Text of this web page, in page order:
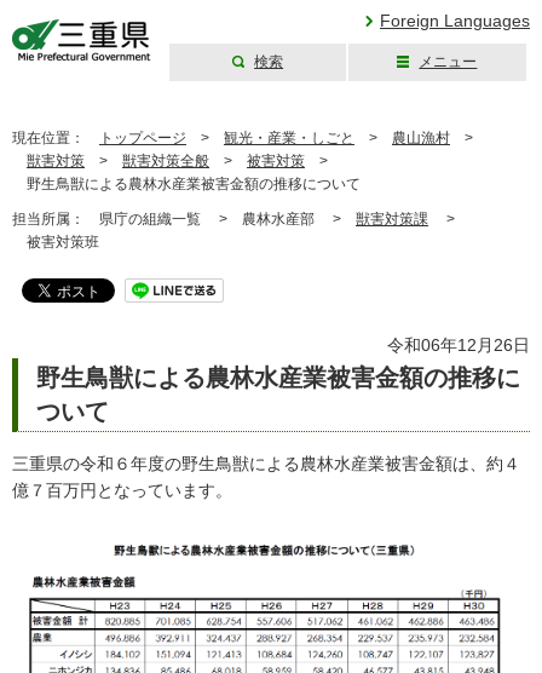
Foreign Languages
検索 メニュー
現在位置： トップページ > 観光・産業・しごと > 農山漁村 >
獣害対策 > 獣害対策全般 > 被害対策 >
野生鳥獣による農林水産業被害金額の推移について
担当所属： 県庁の組織一覧 > 農林水産部 > 獣害対策課 >
被害対策班
令和06年12月26日
野生鳥獣による農林水産業被害金額の推移に
ついて
三重県の令和６年度の野生鳥獣による農林水産業被害金額は、約４
億７百万円となっています。